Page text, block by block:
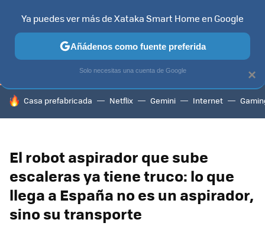
TELEVISORES CONTENIDOS SMART TV SELECCIÓN
HOY SE HABLA DE
Casa prefabricada Netflix Gemini Internet
El robot aspirador que sube
escaleras ya tiene truco: lo que
llega a España no es un aspirador,
sino su transporte
×
Ya puedes ver más de Xataka Smart Home en Google
Añádenos como fuente preferida
Solo necesitas una cuenta de Google